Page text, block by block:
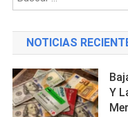
NOTICIAS
Y